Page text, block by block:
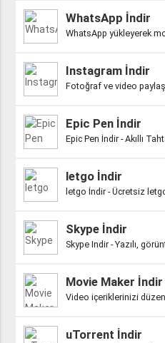
WhatsApp İndir
Instagram İndir
Epic Pen İndir
letgo İndir
Skype İndir
Movie Maker İndir
uTorrent İndir